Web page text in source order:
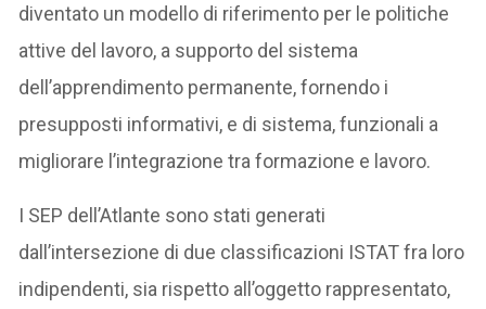
diventato un modello di riferimento per le politiche
attive del lavoro, a supporto del sistema
dell’apprendimento permanente, fornendo i
presupposti informativi, e di sistema, funzionali a
migliorare l’integrazione tra formazione e lavoro.
I SEP dell’Atlante sono stati generati
dall’intersezione di due classificazioni ISTAT fra loro
indipendenti, sia rispetto all’oggetto rappresentato,